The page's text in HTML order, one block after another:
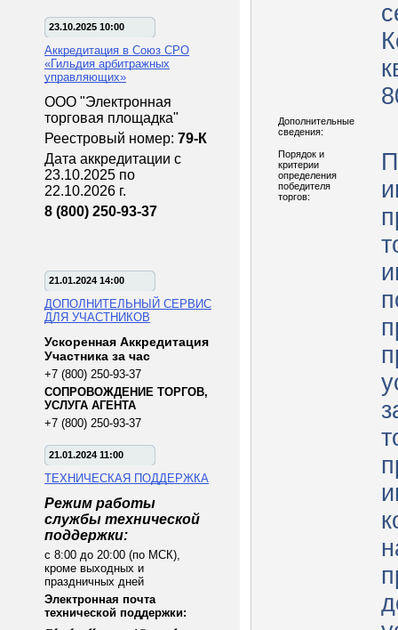
23.10.2025 10:00
Аккредитация в Союз СРО
«Гильдия арбитражных
управляющих»
ООО "Электронная
торговая площадка"
Реестровый номер: 79-К
Дата аккредитации с
23.10.2025 по
22.10.2026 г.
8 (800) 250-93-37
21.01.2024 14:00
ДОПОЛНИТЕЛЬНЫЙ СЕРВИС
ДЛЯ УЧАСТНИКОВ
Ускоренная Аккредитация
Участника за час
+7 (800) 250-93-37
СОПРОВОЖДЕНИЕ ТОРГОВ,
УСЛУГА АГЕНТА
+7 (800) 250-93-37
21.01.2024 11:00
ТЕХНИЧЕСКАЯ ПОДДЕРЖКА
Режим работы
службы технической
поддержки:
с 8:00 до 20:00 (по МСК),
кроме выходных и
праздничных дней
Электронная почта
технической поддержки:
Дополнительные
сведения:
Порядок и
критерии
определения
победителя
торгов: